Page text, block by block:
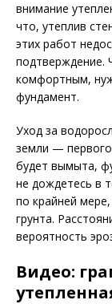
внимание
что, утеплив
этих работ
подтверждение.
комфортным,
фундамент.
Уход за
земли —
будет вымыта,
не дождетесь в
по крайней
грунта.
вероятность
Видео: